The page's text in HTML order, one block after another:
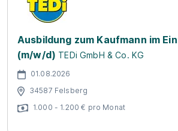
Ausbildung zum Kaufmann im
(m/w/d) TEDi GmbH & Co. KG
01.08.2026
34587 Felsberg
1.000 - 1.200 € pro Monat